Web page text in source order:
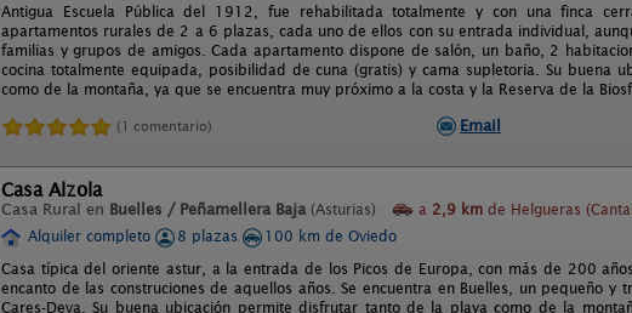
Antigua Escuela Pública del 1912, fue rehabilitada totalmente y con una finca
apartamentos rurales de 2 a 6 plazas, cada uno de ellos con su entrada individual,
familias y grupos de amigos. Cada apartamento dispone de salón, un baño, 2
cocina totalmente equipada, posibilidad de cuna (gratis) y cama supletoria. Su buena
como de la montaña, ya que se encuentra muy próximo a la costa y la Reserva de la
(1 comentario) Email
Casa Alzola
Casa Rural en Buelles / Peñamellera Baja (Asturias) a 2,9 km de Helgueras
Alquiler completo
8 plazas
100 km de Oviedo
Casa típica del oriente astur, a la entrada de los Picos de Europa, con más de 200
encanto de las construciones de aquellos años. Se encuentra en Buelles, un pequeño
Cares-Deva. Su buena ubicación permite disfrutar tanto de la playa como de la